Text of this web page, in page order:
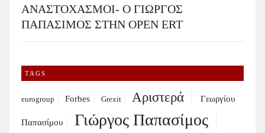
ΑΝΑΣΤΟΧΑΣΜΟΙ- Ο ΓΙΩΡΓΟΣ
ΠΑΠΑΣΙΜΟΣ ΣΤΗΝ OPEN ERT
TAGS
eurogroup Forbes Grexit Αριστερά Γεωργίου
Παπασίμου Γιώργος Παπασίμος